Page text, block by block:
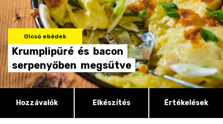
Olcsó ebédek
Krumplipüré és bacon
serpenyőben megsütve
Hozzávalók Elkészítés Értékelések